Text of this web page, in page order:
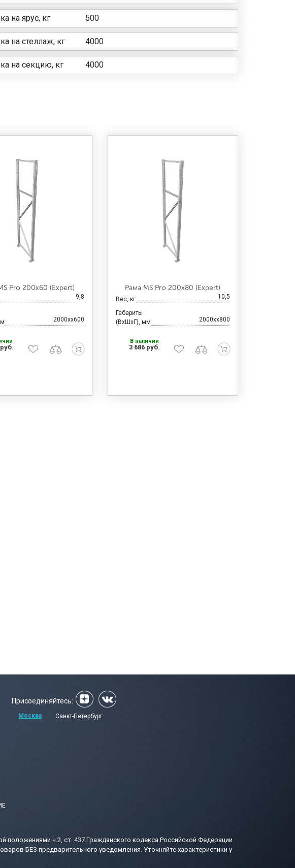
на ярус, кг 500
на стеллаж, кг 4000
на секцию, кг 4000
Pro 200х60 (Expert)
9,8
2000xx600
Рама MS Pro 200х80 (Expert)
Вес, кг 10,5
Габариты
(ВхШхГ), мм
2000xx800
В наличии
3 686 руб.
Присоединяйтесь:
Москва Санкт-Петербург
ч.2, ст. 437 Гражданского кодекса Российской Федерации.
БЕЗ предварительного уведомления. Уточняйте характеристики у